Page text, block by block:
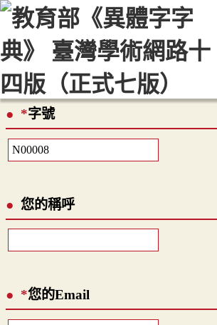
::: 最新消息 常見問題 編輯說明
顯示模式
網站導覽
*字號
您的稱呼
*您的Email